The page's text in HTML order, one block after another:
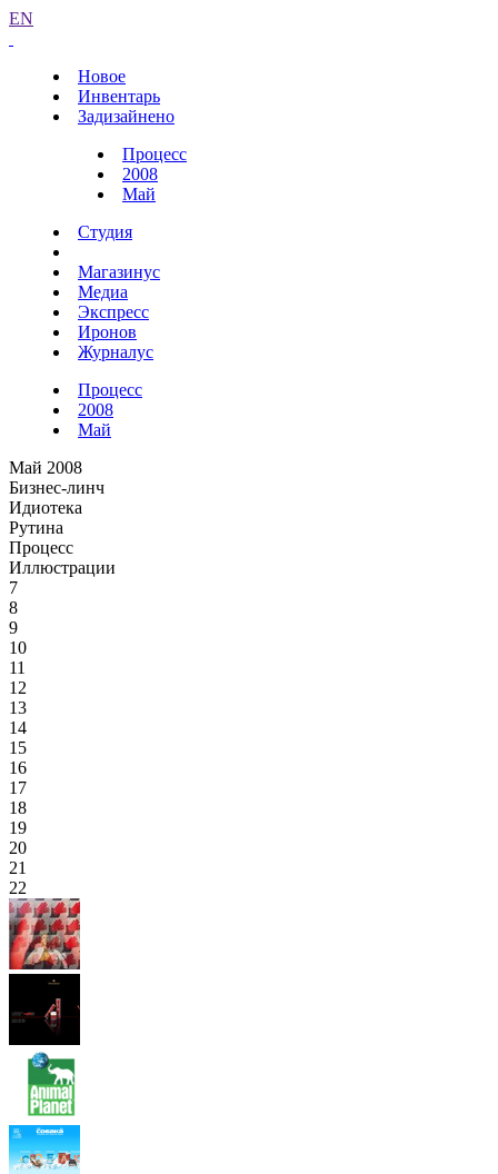
EN
Новое
Инвентарь
Задизайнено
Процесс
2008
Май
Студия
Магазинус
Медиа
Экспресс
Иронов
Журналус
Процесс
2008
Май
Май 2008
Бизнес-линч
Идиотека
Рутина
Процесс
Иллюстрации
7
8
9
10
11
12
13
14
15
16
17
18
19
20
21
22